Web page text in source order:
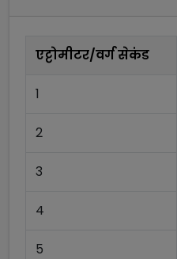
एट्टोमीटर/वर्ग सेकंड
1
2
3
4
5